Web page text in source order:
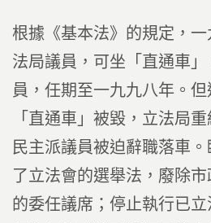
根據《基本法》的規定，
法局議員，可坐「直通車
員，任期至一九九八年。但
「直通車」被毀，立法局
民主派議員被迫辭職落車
了立法會的選舉法，廢除
的委任議席；停止執行已